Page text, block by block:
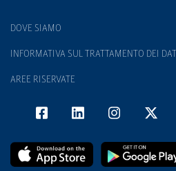
DOVE SIAMO
INFORMATIVA SUL TRATTAMENTO DEI DATI
AREE RISERVATE